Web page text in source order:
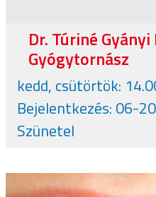
Dr. Túriné
Gyógytornász
kedd, csütörtök:
Bejelentkezés: 06-
Szünetel